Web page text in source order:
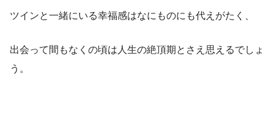
ツインと一緒にいる幸福感はなにものにも代えがたく、
出会って間もなくの頃は人生の絶頂期とさえ思えるでしょ
う。